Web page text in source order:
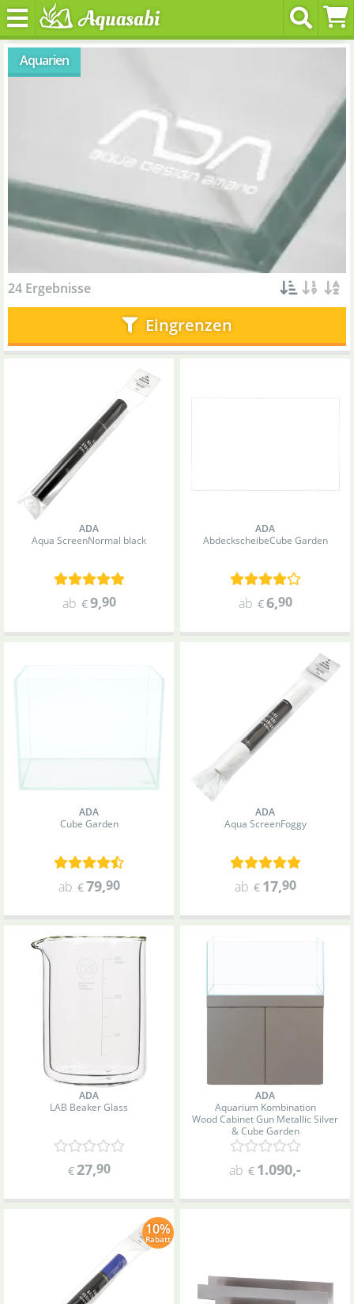
Aquarien
24 Ergebnisse
Eingrenzen
ADA
Aqua ScreenNormal black
ab €9,90
ADA
AbdeckscheibeCube Garden
ab €6,90
ADA
Cube Garden
ab €79,90
ADA
Aqua ScreenFoggy
ab € 17,90
ADA
LAB Beaker Glass
€27,90
ADA
Aquarium Kombination
Wood Cabinet Gun Metallic Silver
& Cube Garden
ab € 1.090,-
10%
Rabatt